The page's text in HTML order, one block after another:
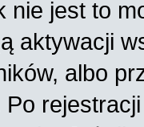
nie jest to
aktywacji
albo
Po